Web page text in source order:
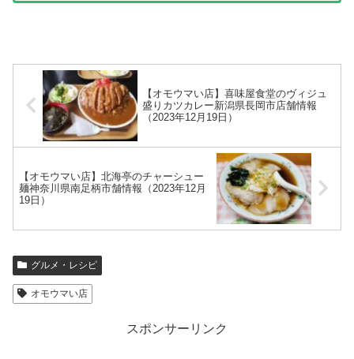
【オモウマい店】喜味屋食堂のヴィジュ
盛りカツカレー新潟県長岡市店舗情報
（2023年12月19日）
【オモウマい店】北海亭のチャーシュー
麺神奈川県南足柄市舗情報（2023年12月
19日）
グルメ・レシピ
オモウマい店
スポンサーリンク